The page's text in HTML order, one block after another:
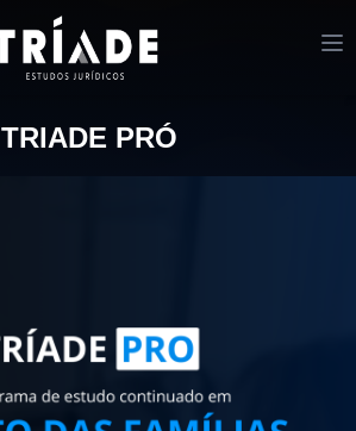
TRIADE PRÓ